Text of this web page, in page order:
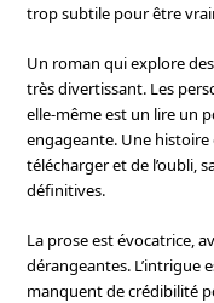
trop subtile pour être
Un roman qui explore
très divertissant. Les
elle-même est un lire un
engageante. Une
télécharger et de l’oubli,
définitives.
La prose est évocatrice,
dérangeantes. L’intrigue
manquent de crédibilité